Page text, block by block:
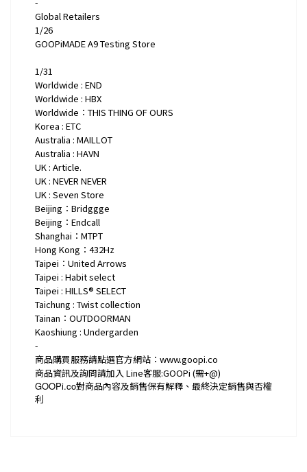
Global Retailers
1/26
GOOPiMADE A9 Testing Store
1/31
Worldwide : END
Worldwide : HBX
Worldwide：THIS THING OF OURS
Korea : ETC
Australia : MAILLOT
Australia : HAVN
UK : Article.
UK : NEVER NEVER
UK : Seven Store
Beijing：Bridggge
Beijing：Endcall
Shanghai：MTPT
Hong Kong：432Hz
Taipei：United Arrows
Taipei : Habit select
Taipei : HILLS® SELECT
Taichung : Twist collection
Tainan：OUTDOORMAN
Kaoshiung : Undergarden
-
商品購買服務請點選官方網站：www.goopi.co
商品資訊及詢問請加入 Line客服:GOOPi (需+@)
GOOPi.co對商品內容及銷售保有解釋、最終決定銷售與否權
利